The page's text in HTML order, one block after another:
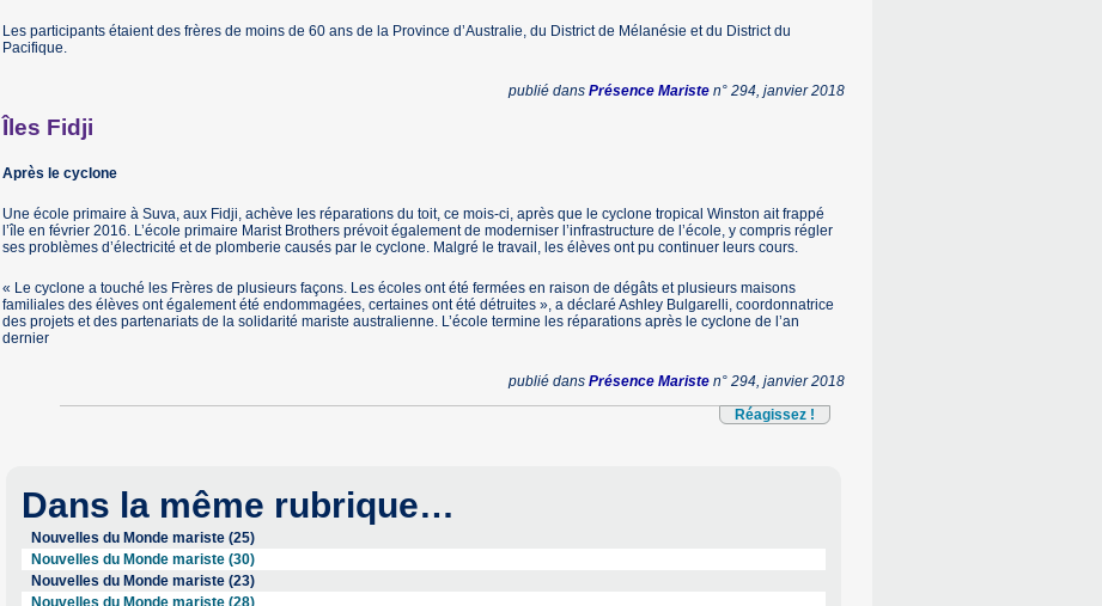
Les participants étaient des frères de moins de 60 ans de la Province d’Australie, du District de Mélanésie et du District du
Pacifique.
publié dansPrésence Mariste n° 294, janvier 2018
Îles Fidji
Après le cyclone
Une école primaire à Suva, aux Fidji, achève les réparations du toit, ce mois-ci, après que le cyclone tropical Winston ait frappé
l’île en février 2016. L’école primaire Marist Brothers prévoit également de moderniser l’infrastructure de l’école, y compris régler
ses problèmes d’électricité et de plomberie causés par le cyclone. Malgré le travail, les élèves ont pu continuer leurs cours.
« Le cyclone a touché les Frères de plusieurs façons. Les écoles ont été fermées en raison de dégâts et plusieurs maisons
familiales des élèves ont également été endommagées, certaines ont été détruites », a déclaré Ashley Bulgarelli, coordonnatrice
des projets et des partenariats de la solidarité mariste australienne. L’école termine les réparations après le cyclone de l’an
dernier
publié dansPrésence Mariste n° 294, janvier 2018
Réagissez !
Dans la même rubrique…
Nouvelles du Monde mariste (25)
Nouvelles du Monde mariste (30)
Nouvelles du Monde mariste (23)
Nouvelles du Monde mariste (28)